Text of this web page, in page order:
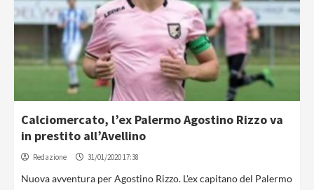
Calciomercato, l’ex Palermo Agostino Rizzo va
in prestito all’Avellino
Redazione 31/01/2020 17:38
Nuova avventura per Agostino Rizzo. L'ex capitano del Palermo